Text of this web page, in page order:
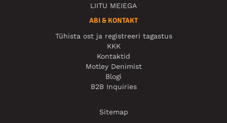
LIITU MEIEGA
ABI & KONTAKT
Tühista ost ja registreeri tagastus
KKK
Kontaktid
Motley Denimist
Blogi
B2B Inquiries
Sitemap